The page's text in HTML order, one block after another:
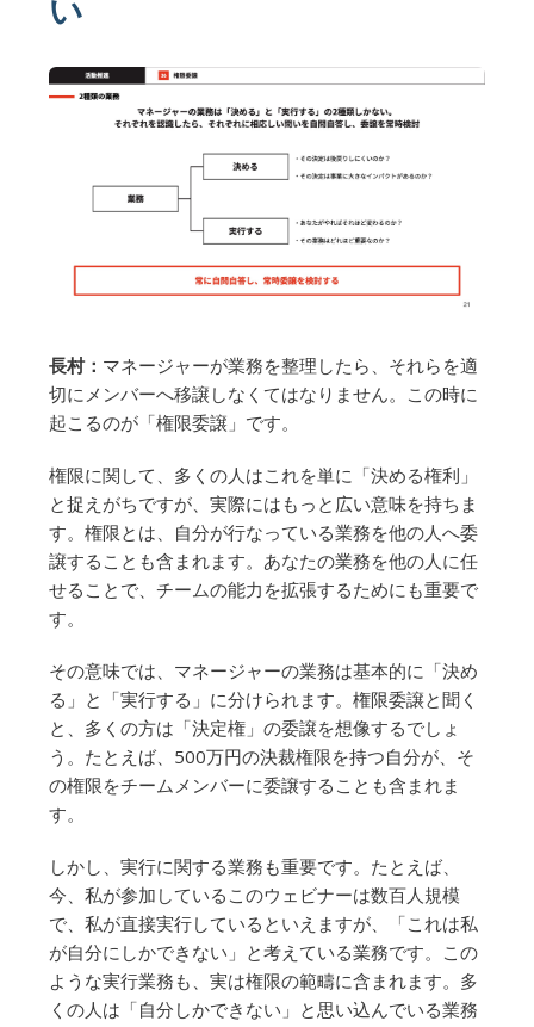
い
長村： マネージャーが業務を整理したら、それらを適
切にメンバーへ移譲しなくてはなりません。この時に
起こるのが「権限委譲」です。
権限に関して、多くの人はこれを単に「決める権利」
と捉えがちですが、実際にはもっと広い意味を持ちま
す。権限とは、自分が行なっている業務を他の人へ委
譲することも含まれます。あなたの業務を他の人に任
せることで、チームの能力を拡張するためにも重要で
す。
その意味では、マネージャーの業務は基本的に「決め
る」と「実行する」に分けられます。権限委譲と聞く
と、多くの方は「決定権」の委譲を想像するでしょ
う。たとえば、500万円の決裁権限を持つ自分が、そ
の権限をチームメンバーに委譲することも含まれま
す。
しかし、実行に関する業務も重要です。たとえば、
今、私が参加しているこのウェビナーは数百人規模
で、私が直接実行しているといえますが、「これは私
が自分にしかできない」と考えている業務です。この
ような実行業務も、実は権限の範疇に含まれます。多
くの人は「自分しかできない」と思い込んでいる業務